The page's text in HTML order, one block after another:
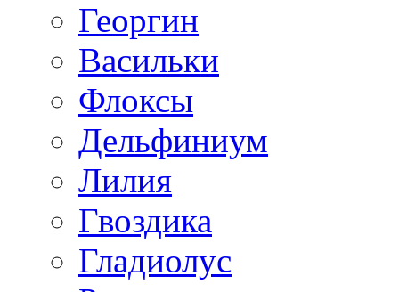
Георгин
Васильки
Флоксы
Дельфиниум
Лилия
Гвоздика
Гладиолус